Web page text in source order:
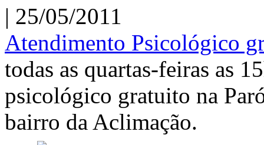
| 25/05/2011
Atendimento Psicológico
todas as quartas-feiras as
psicológico gratuito na
bairro da Aclimação.